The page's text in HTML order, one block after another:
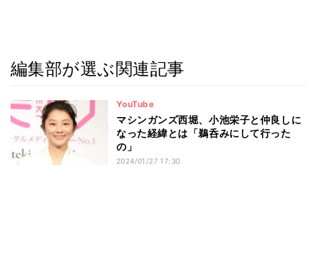
編集部が選ぶ関連記事
YouTube
マシンガンズ西堀、小池栄子と仲良しに
なった経緯とは「鵜呑みにして行った
の」
2024/01/27 17:30